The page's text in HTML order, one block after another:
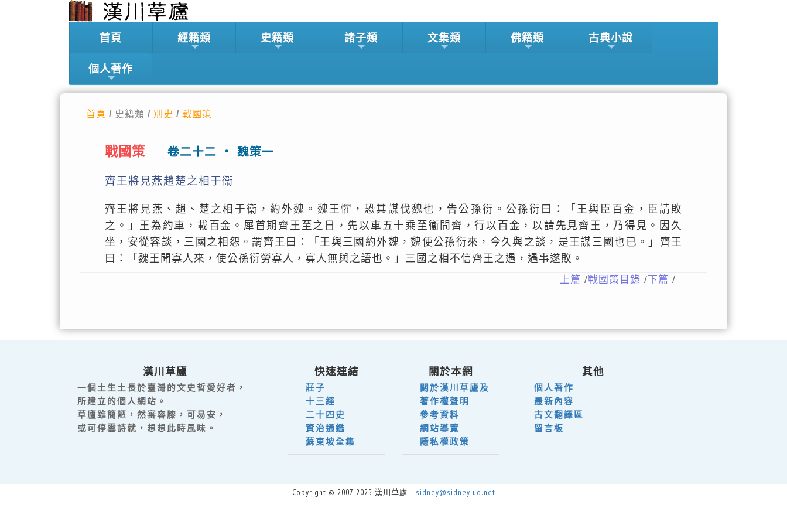
首頁 經籍類 史籍類 諸子類 文集類 佛籍類 古典小說
個人著作
首頁 / 史籍類 / 別史 / 戰國策
戰國策 卷二十二 ‧ 魏策一
齊王將見燕趙楚之相于衞
齊王將見燕、趙、楚之相于衞，約外魏。魏王懼，恐其謀伐魏也，告公孫衍。公孫衍曰：「王與臣百金，臣請敗
之。」王為約車，載百金。犀首期齊王至之日，先以車五十乘至衞間齊，行以百金，以請先見齊王，乃得見。因久
坐，安從容談，三國之相怨。謂齊王曰：「王與三國約外魏，魏使公孫衍來，今久與之談，是王謀三國也已。」齊王
曰：「魏王聞寡人來，使公孫衍勞寡人，寡人無與之語也。」三國之相不信齊王之遇，遇事遂敗。
上篇 /戰國策目錄 / 下篇 /
漢川草廬
一個土生土長於臺灣的文史哲愛好者，
所建立的個人網站。
草廬雖簡陋，然審容膝，可易安，
或可停雲詩就，想想此時風味。
快速連結
莊子
十三經
二十四史
資治通鑑
蘇東坡全集
關於本網
關於漢川草廬及
著作權聲明
參考資料
網站導覽
隱私權政策
其他
個人著作
最新內容
古文翻譯區
留言板
Copyright © 2007-2025 漢川草廬 sidney@sidneyluo.net